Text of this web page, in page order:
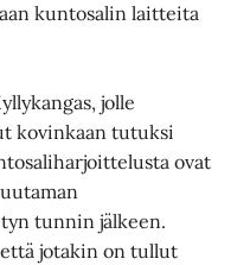
kuntosalin laitteita
jolle
kovinkaan tutuksi
ovat
tunnin jälkeen.
jotakin on tullut